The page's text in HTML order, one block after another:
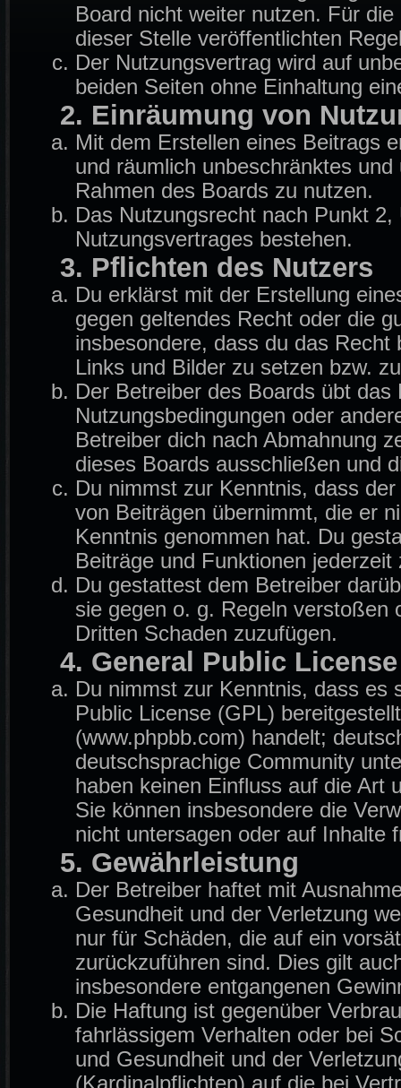
Board nicht weiter nutzen. Für
dieser Stelle veröffentlichten
Der Nutzungsvertrag wird auf
beiden Seiten ohne Einhaltung
2. Einräumung von
Mit dem Erstellen eines Beitrags
und räumlich unbeschränktes
Rahmen des Boards zu nutzen.
Das Nutzungsrecht nach Punkt
Nutzungsvertrages bestehen.
3. Pflichten des Nutzers
Du erklärst mit der Erstellung
gegen geltendes Recht oder die
insbesondere, dass du das
Links und Bilder zu setzen bzw.
Der Betreiber des Boards übt
Nutzungsbedingungen oder
Betreiber dich nach Abmahnung
dieses Boards ausschließen und
Du nimmst zur Kenntnis, dass
von Beiträgen übernimmt, die er
Kenntnis genommen hat. Du
Beiträge und Funktionen
Du gestattest dem Betreiber
sie gegen o. g. Regeln verstoßen
Dritten Schaden zuzufügen.
4. General Public License
Du nimmst zur Kenntnis, dass es
Public License (GPL)
(www.phpbb.com) handelt;
deutschsprachige Community
haben keinen Einfluss auf die Art
Sie können insbesondere die
nicht untersagen oder auf Inhalte
5. Gewährleistung
Der Betreiber haftet mit
Gesundheit und der Verletzung
nur für Schäden, die auf ein
zurückzuführen sind. Dies gilt
insbesondere entgangenen
Die Haftung ist gegenüber
fahrlässigem Verhalten oder bei
und Gesundheit und der